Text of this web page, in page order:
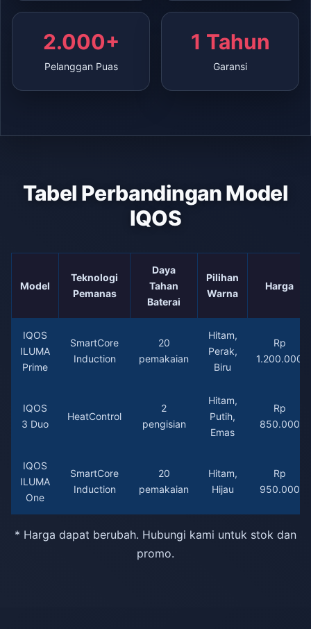
2.000+
Pelanggan Puas
1 Tahun
Garansi
Tabel Perbandingan Model
IQOS
Model
Teknologi
Pemanas
Daya
Tahan
Baterai
Pilihan
Warna
Harga
IQOS
ILUMA
Prime
SmartCore
Induction
20
pemakaian
Hitam,
Perak,
Biru
Rp
1.200.000
IQOS
3 Duo
HeatControl
2
pengisian
Hitam,
Putih,
Emas
Rp
850.000
IQOS
ILUMA
One
SmartCore
Induction
20
pemakaian
Hitam,
Hijau
Rp
950.000
* Harga dapat berubah. Hubungi kami untuk stok dan
promo.